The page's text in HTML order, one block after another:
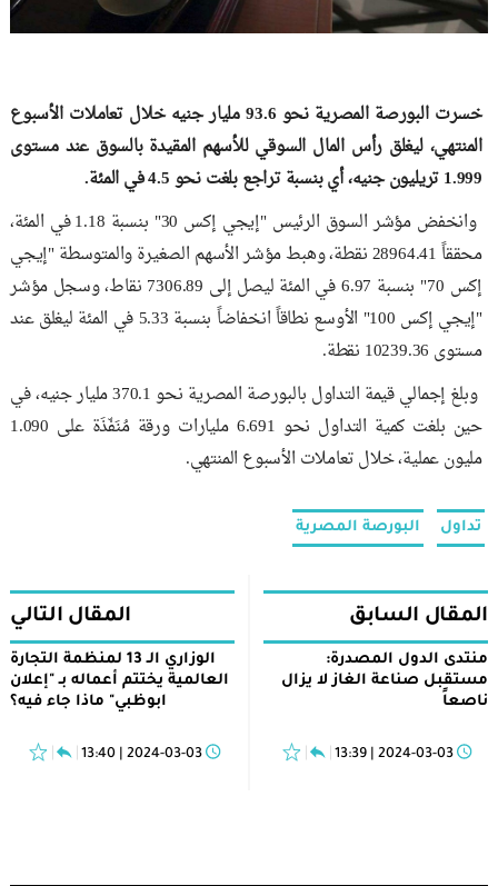
خسرت البورصة المصرية نحو 93.6 مليار جنيه خلال تعاملات الأسبوع
المنتهي، ليغلق رأس المال السوقي للأسهم المقيدة بالسوق عند مستوى
1.999 تريليون جنيه، أي بنسبة تراجع بلغت نحو 4.5 في المئة.
وانخفض مؤشر السوق الرئيس "إيجي إكس 30" بنسبة 1.18 في المئة،
محققاً 28964.41 نقطة، وهبط مؤشر الأسهم الصغيرة والمتوسطة "إيجي
إكس 70" بنسبة 6.97 في المئة ليصل إلى 7306.89 نقاط، وسجل مؤشر
"إيجي إكس 100" الأوسع نطاقاً انخفاضاً بنسبة 5.33 في المئة ليغلق عند
مستوى 10239.36 نقطة.
وبلغ إجمالي قيمة التداول بالبورصة المصرية نحو 370.1 مليار جنيه، في
حين بلغت كمية التداول نحو 6.691 مليارات ورقة مُنَفّذَة على 1.090
مليون عملية، خلال تعاملات الأسبوع المنتهي.
تداول البورصة المصرية
المقال السابق
منتدى الدول المصدرة:
مستقبل صناعة الغاز لا يزال
ناصعاً
2024-03-03 | 13:39
المقال التالي
الوزاري الـ 13 لمنظمة التجارة
العالمية يختتم أعماله بـ "إعلان
ابوظبي" ماذا جاء فيه؟
2024-03-03 | 13:40